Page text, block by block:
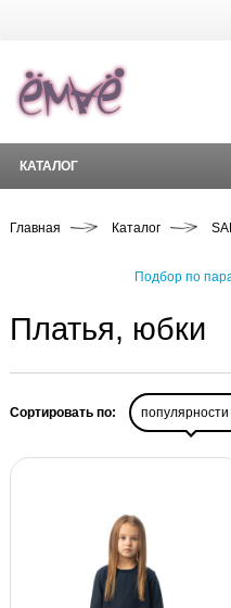
КАТАЛОГ
Главная Каталог
Подбор по
Платья, юбки
Сортировать по: популярности